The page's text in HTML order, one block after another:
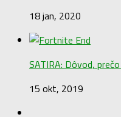
18 jan, 2020
SATIRA: Dôvod,
15 okt, 2019